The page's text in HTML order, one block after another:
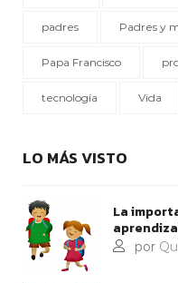
padres Padres y
Papa Francisco
tecnología Vida
LO MÁS VISTO
La
por